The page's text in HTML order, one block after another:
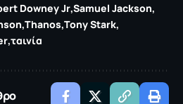
Downey Jr Samuel Jackson
Thanos Tony Stark
ταινία